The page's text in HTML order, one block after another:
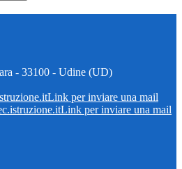
- 33100 - Udine (UD)
Link per inviare una mail
Link per inviare una mail